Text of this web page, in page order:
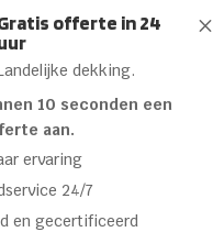
M
offerte in 24
dekking.
10 seconden een
aan.
ervaring
24/7
en gecertificeerd
Rijswijk
Schiedam
Leidschendam
Hilversum